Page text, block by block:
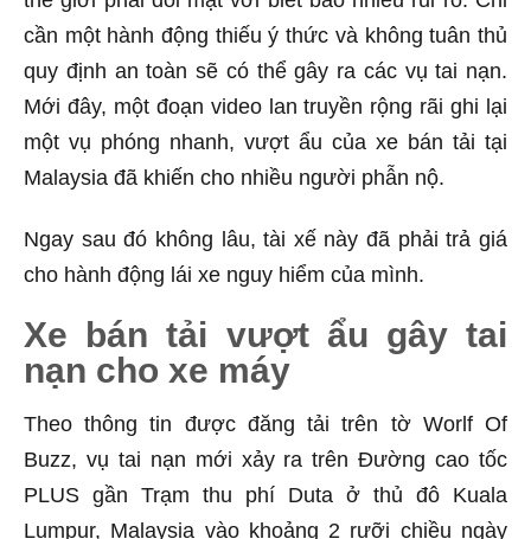
cần một hành động thiếu ý thức và không tuân thủ
quy định an toàn sẽ có thể gây ra các vụ tai nạn.
Mới đây, một đoạn video lan truyền rộng rãi ghi lại
một vụ phóng nhanh, vượt ẩu của xe bán tải tại
Malaysia đã khiến cho nhiều người phẫn nộ.
Ngay sau đó không lâu, tài xế này đã phải trả giá
cho hành động lái xe nguy hiểm của mình.
Xe bán tải vượt ẩu gây tai
nạn cho xe máy
Theo thông tin được đăng tải trên tờ Worlf Of
Buzz, vụ tai nạn mới xảy ra trên Đường cao tốc
PLUS gần Trạm thu phí Duta ở thủ đô Kuala
Lumpur, Malaysia vào khoảng 2 rưỡi chiều ngày